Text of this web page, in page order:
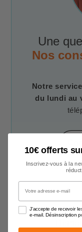
Une
Nos
Notre
du lundi au
10€ offerts
Inscrivez-vous à la
Votre adresse e-mail
J'accepte de recevoir
e-mail. Désinscription